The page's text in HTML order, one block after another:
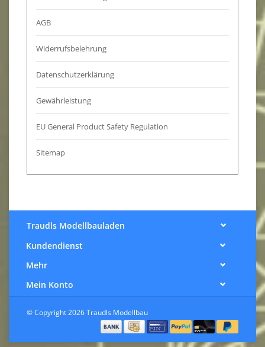
AGB
Widerrufsbelehrung
Datenschutzerklärung
Gewährleistung
EU General Product Safety Regulation
Sitemap
Traudls Modellbauladen
Kundendienst
Mehr
Mein Konto
© Copyright 2026 Traudls Modellbau